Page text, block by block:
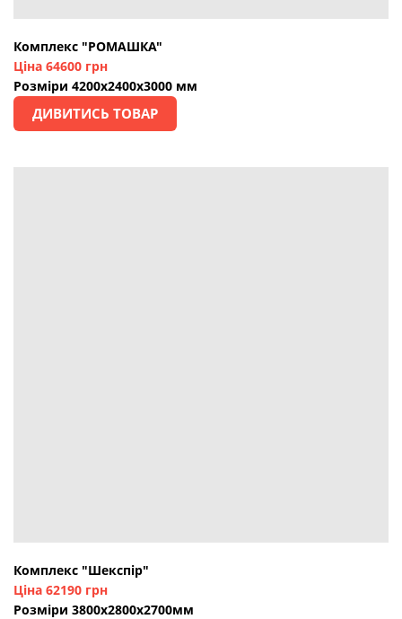
Комплекс "РОМАШКА"
Ціна 64600 грн
Розміри 4200х2400х3000 мм
ДИВИТИСЬ ТОВАР
Комплекс "Шекспір"
Ціна 62190 грн
Розміри 3800х2800х2700мм